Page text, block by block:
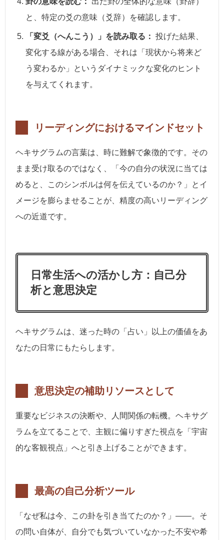
と、特定の爻の意味（爻辞）を確認します。
「変爻（へんこう）」を読み取る： 投げた結果、
変化する線がある場合、それは「現状から将来ど
う変わるか」というダイナミックな変化のヒント
を与えてくれます。
リーディングにおけるマインドセット
ヘキサグラムの言葉は、時に難解で象徴的です。その
まま受け取るのではなく、「今の自分の状況に当ては
めると、このシンボルは何を伝えているのか？」とイ
メージを膨らませることが、精度の高いリーディング
への近道です。
日常生活への活かし方：自己分
析と意思決定
ヘキサグラムは、迷った時の「占い」以上の価値をあ
なたの日常にもたらします。
意思決定の補助リソースとして
重要なビジネスの決断や、人間関係の転機。ヘキサグ
ラムを立てることで、主観に偏りすぎた視点を「宇宙
的な客観視点」へと引き上げることができます。
最高の自己分析ツール
「なぜ私は今、この卦を引き当てたのか？」――。そ
の問い自体が、自分でも気づいていなかった不安や希